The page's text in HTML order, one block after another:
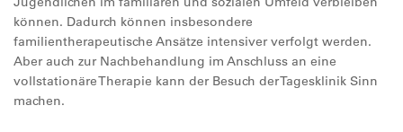
können. Dadurch können insbesondere
familientherapeutische Ansätze intensiver verfolgt werden.
Aber auch zur Nachbehandlung im Anschluss an eine
vollstationäre Therapie kann der Besuch der Tagesklinik Sinn
machen.